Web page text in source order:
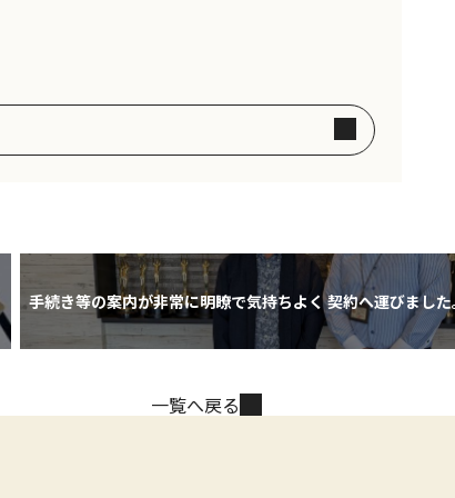
手続き等の案内が非常に明瞭で気持ちよく 契約へ運びまし
一覧へ戻る